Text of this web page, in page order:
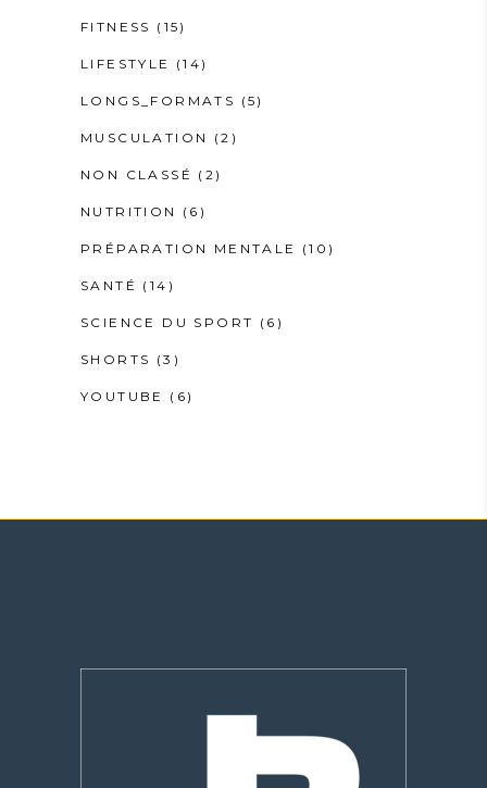
FITNESS (15)
LIFESTYLE (14)
LONGS_FORMATS (5)
MUSCULATION (2)
NON CLASSÉ (2)
NUTRITION (6)
PRÉPARATION MENTALE (10)
SANTÉ (14)
SCIENCE DU SPORT (6)
SHORTS (3)
YOUTUBE (6)